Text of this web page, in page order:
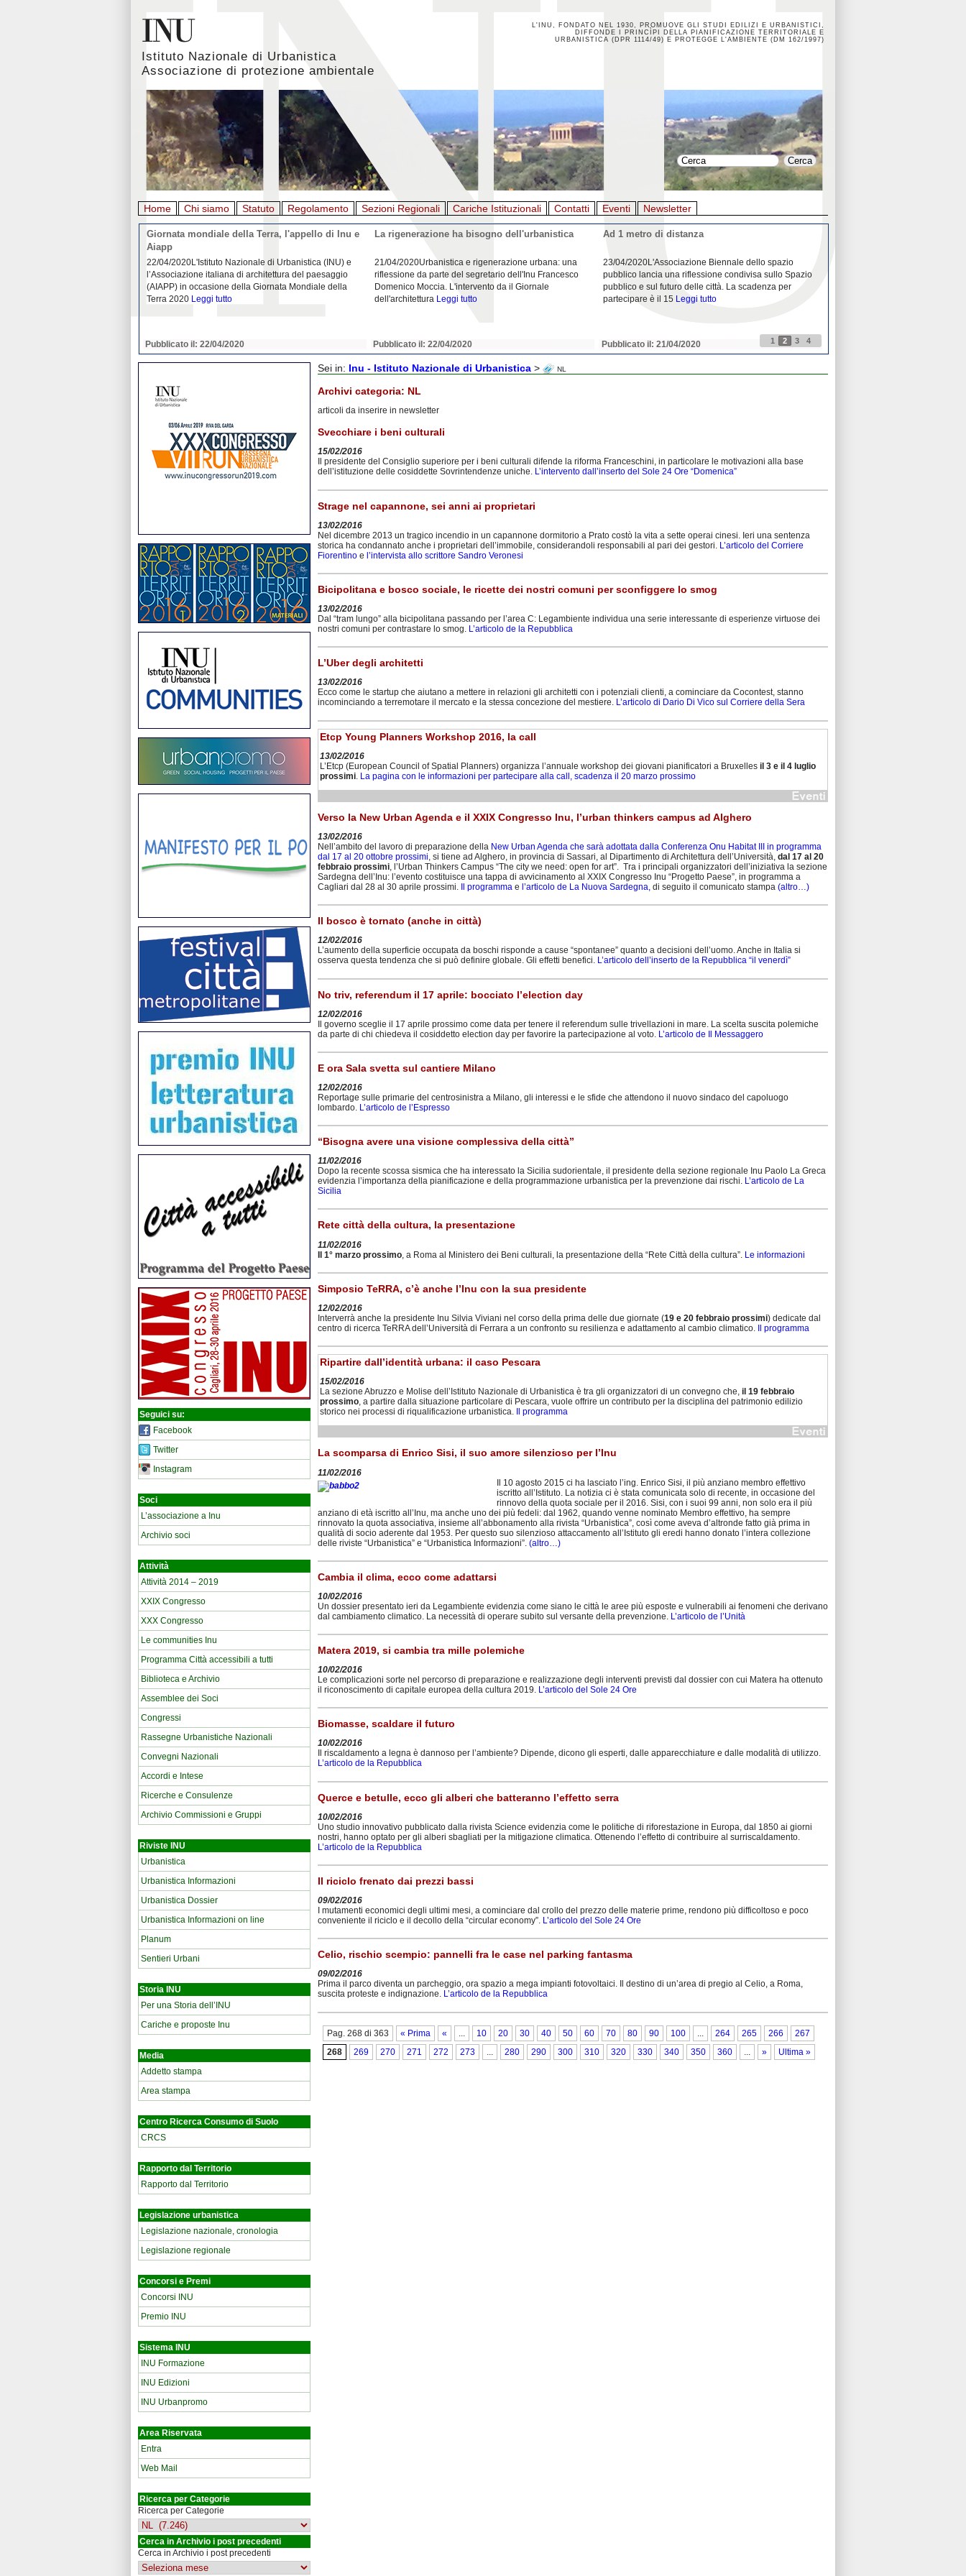
Istituto Nazionale di Urbanistica
Associazione di protezione ambientale
L'INU, FONDATO NEL 1930, PROMUOVE GLI STUDI EDILIZI E URBANISTICI,
DIFFONDE I PRINCÌPI DELLA PIANIFICAZIONE TERRITORIALE E
URBANISTICA (DPR 1114/49) E PROTEGGE L'AMBIENTE (DM 162/1997)
Home Chi siamo Statuto Regolamento Sezioni Regionali Cariche Istituzionali Contatti Eventi Newsletter
Giornata mondiale della Terra, l'appello di Inu e
Aiapp
22/04/2020L'Istituto Nazionale di Urbanistica (INU) e
l’Associazione italiana di architettura del paesaggio
(AIAPP) in occasione della Giornata Mondiale della
Terra 2020 Leggi tutto
Pubblicato il: 22/04/2020
La rigenerazione ha bisogno dell'urbanistica
21/04/2020Urbanistica e rigenerazione urbana: una
riflessione da parte del segretario dell'Inu Francesco
Domenico Moccia. L'intervento da il Giornale
dell'architettura Leggi tutto
Pubblicato il: 22/04/2020
Ad 1 metro di distanza
23/04/2020L'Associazione Biennale dello spazio
pubblico lancia una riflessione condivisa sullo Spazio
pubblico e sul futuro delle città. La scadenza per
partecipare è il 15 Leggi tutto
Pubblicato il: 21/04/2020 1 2 3 4
Seguici su:
Facebook
Twitter
Instagram
Soci
L’associazione a Inu
Archivio soci
Attività
Attività 2014 – 2019
XXIX Congresso
XXX Congresso
Le communities Inu
Programma Città accessibili a tutti
Biblioteca e Archivio
Assemblee dei Soci
Congressi
Rassegne Urbanistiche Nazionali
Convegni Nazionali
Accordi e Intese
Ricerche e Consulenze
Archivio Commissioni e Gruppi
Riviste INU
Urbanistica
Urbanistica Informazioni
Urbanistica Dossier
Urbanistica Informazioni on line
Planum
Sentieri Urbani
Storia INU
Per una Storia dell’INU
Cariche e proposte Inu
Media
Addetto stampa
Area stampa
Centro Ricerca Consumo di Suolo
CRCS
Rapporto dal Territorio
Rapporto dal Territorio
Legislazione urbanistica
Legislazione nazionale, cronologia
Legislazione regionale
Concorsi e Premi
Concorsi INU
Premio INU
Sistema INU
INU Formazione
INU Edizioni
INU Urbanpromo
Area Riservata
Entra
Web Mail
Ricerca per Categorie
Ricerca per Categorie
Cerca in Archivio i post precedenti
Cerca in Archivio i post precedenti
Sei in: Inu - Istituto Nazionale di Urbanistica > NL
Archivi categoria: NL
articoli da inserire in newsletter
Svecchiare i beni culturali
15/02/2016
Il presidente del Consiglio superiore per i beni culturali difende la riforma Franceschini, in particolare le motivazioni alla base
dell’istituzione delle cosiddette Sovrintendenze uniche. L’intervento dall’inserto del Sole 24 Ore “Domenica”
Strage nel capannone, sei anni ai proprietari
13/02/2016
Nel dicembre 2013 un tragico incendio in un capannone dormitorio a Prato costò la vita a sette operai cinesi. Ieri una sentenza
storica ha condannato anche i proprietari dell’immobile, considerandoli responsabili al pari dei gestori. L’articolo del Corriere
Fiorentino e l’intervista allo scrittore Sandro Veronesi
Bicipolitana e bosco sociale, le ricette dei nostri comuni per sconfiggere lo smog
13/02/2016
Dal “tram lungo” alla bicipolitana passando per l’area C: Legambiente individua una serie interessante di esperienze virtuose dei
nostri comuni per contrastare lo smog. L’articolo de la Repubblica
L’Uber degli architetti
13/02/2016
Ecco come le startup che aiutano a mettere in relazioni gli architetti con i potenziali clienti, a cominciare da Cocontest, stanno
incominciando a terremotare il mercato e la stessa concezione del mestiere. L’articolo di Dario Di Vico sul Corriere della Sera
Etcp Young Planners Workshop 2016, la call
13/02/2016
L’Etcp (European Council of Spatial Planners) organizza l’annuale workshop dei giovani pianificatori a Bruxelles il 3 e il 4 luglio
prossimi La pagina con le informazioni per partecipare alla call, scadenza il 20 marzo prossimo
Verso la New Urban Agenda e il XXIX Congresso Inu, l’urban thinkers campus ad Alghero
13/02/2016
Nell’ambito del lavoro di preparazione della New Urban Agenda che sarà adottata dalla Conferenza Onu Habitat III in programma
dal 17 al 20 ottobre prossimi, si tiene ad Alghero, in provincia di Sassari, al Dipartimento di Architettura dell’Università, dal 17 al 20
febbraio prossimi, l’Urban Thinkers Campus “The city we need: open for art”. Tra i principali organizzatori dell’iniziativa la sezione
Sardegna dell’Inu: l’evento costituisce una tappa di avvicinamento al XXIX Congresso Inu “Progetto Paese”, in programma a
Cagliari dal 28 al 30 aprile prossimi.
Il programma e l’articolo de La Nuova Sardegna, di seguito il comunicato stampa (altro…)
Il bosco è tornato (anche in città)
12/02/2016
L’aumento della superficie occupata da boschi risponde a cause “spontanee” quanto a decisioni dell’uomo. Anche in Italia si
osserva questa tendenza che si può definire globale. Gli effetti benefici. L’articolo dell’inserto de la Repubblica “il venerdì”
No triv, referendum il 17 aprile: bocciato l’election day
12/02/2016
Il governo sceglie il 17 aprile prossimo come data per tenere il referendum sulle trivellazioni in mare. La scelta suscita polemiche
da parte di chi chiedeva il cosiddetto election day per favorire la partecipazione al voto. L’articolo de Il Messaggero
E ora Sala svetta sul cantiere Milano
12/02/2016
Reportage sulle primarie del centrosinistra a Milano, gli interessi e le sfide che attendono il nuovo sindaco del capoluogo
lombardo. L’articolo de l’Espresso
“Bisogna avere una visione complessiva della città”
11/02/2016
Dopo la recente scossa sismica che ha interessato la Sicilia sudorientale, il presidente della sezione regionale Inu Paolo La Greca
evidenzia l’importanza della pianificazione e della programmazione urbanistica per la prevenzione dai rischi. L’articolo de La
Sicilia
Rete città della cultura, la presentazione
11/02/2016
Il 1° marzo prossimo , a Roma al Ministero dei Beni culturali, la presentazione della “Rete Città della cultura”. Le informazioni
Simposio TeRRA, c’è anche l’Inu con la sua presidente
12/02/2016
Interverrà anche la presidente Inu Silvia Viviani nel corso della prima delle due giornate (19 e 20 febbraio prossimi) dedicate dal
centro di ricerca TeRRA dell’Università di Ferrara a un confronto su resilienza e adattamento al cambio climatico.
Il programma
Ripartire dall’identità urbana: il caso Pescara
15/02/2016
La sezione Abruzzo e Molise dell’Istituto Nazionale di Urbanistica è tra gli organizzatori di un convegno che, il 19 febbraio
prossimo, a partire dalla situazione particolare di Pescara, vuole offrire un contributo per la disciplina del patrimonio edilizio
storico nei processi di riqualificazione urbanistica.
Il programma
La scomparsa di Enrico Sisi, il suo amore silenzioso per l’Inu
11/02/2016
Il 10 agosto 2015 ci ha lasciato l’ing. Enrico Sisi, il più anziano membro effettivo
iscritto all’Istituto. La notizia ci è stata comunicata solo di recente, in occasione del
rinnovo della quota sociale per il 2016. Sisi, con i suoi 99 anni, non solo era il più
anziano di età iscritto all’Inu, ma anche uno dei più fedeli: dal 1962, quando venne nominato Membro effettivo, ha sempre
rinnovato la quota associativa, insieme all’abbonamento alla rivista “Urbanistica”, così come aveva d’altronde fatto già prima in
qualità di socio aderente dal 1953. Per questo suo silenzioso attaccamento all’Istituto gli eredi hanno donato l’intera collezione
delle riviste “Urbanistica” e “Urbanistica Informazioni”. (altro…)
Cambia il clima, ecco come adattarsi
10/02/2016
Un dossier presentato ieri da Legambiente evidenzia come siano le città le aree più esposte e vulnerabili ai fenomeni che derivano
dal cambiamento climatico. La necessità di operare subito sul versante della prevenzione. L’articolo de l’Unità
Matera 2019, si cambia tra mille polemiche
10/02/2016
Le complicazioni sorte nel percorso di preparazione e realizzazione degli interventi previsti dal dossier con cui Matera ha ottenuto
il riconoscimento di capitale europea della cultura 2019. L’articolo del Sole 24 Ore
Biomasse, scaldare il futuro
10/02/2016
Il riscaldamento a legna è dannoso per l’ambiente? Dipende, dicono gli esperti, dalle apparecchiature e dalle modalità di utilizzo.
L’articolo de la Repubblica
Querce e betulle, ecco gli alberi che batteranno l’effetto serra
10/02/2016
Uno studio innovativo pubblicato dalla rivista Science evidenzia come le politiche di riforestazione in Europa, dal 1850 ai giorni
nostri, hanno optato per gli alberi sbagliati per la mitigazione climatica. Ottenendo l’effetto di contribuire al surriscaldamento.
L’articolo de la Repubblica
Il riciclo frenato dai prezzi bassi
09/02/2016
I mutamenti economici degli ultimi mesi, a cominciare dal crollo del prezzo delle materie prime, rendono più difficoltoso e poco
conveniente il riciclo e il decollo della “circular economy”. L’articolo del Sole 24 Ore
Celio, rischio scempio: pannelli fra le case nel parking fantasma
09/02/2016
Prima il parco diventa un parcheggio, ora spazio a mega impianti fotovoltaici. Il destino di un’area di pregio al Celio, a Roma,
suscita proteste e indignazione. L’articolo de la Repubblica
Pag. 268 di 363 « Prima « 10 20 30 40 50 60 70 80 90 100 264 265 266
267
268
269 270 271 272 273 280 290 300 310 320 330 340 350 360 » Ultima »